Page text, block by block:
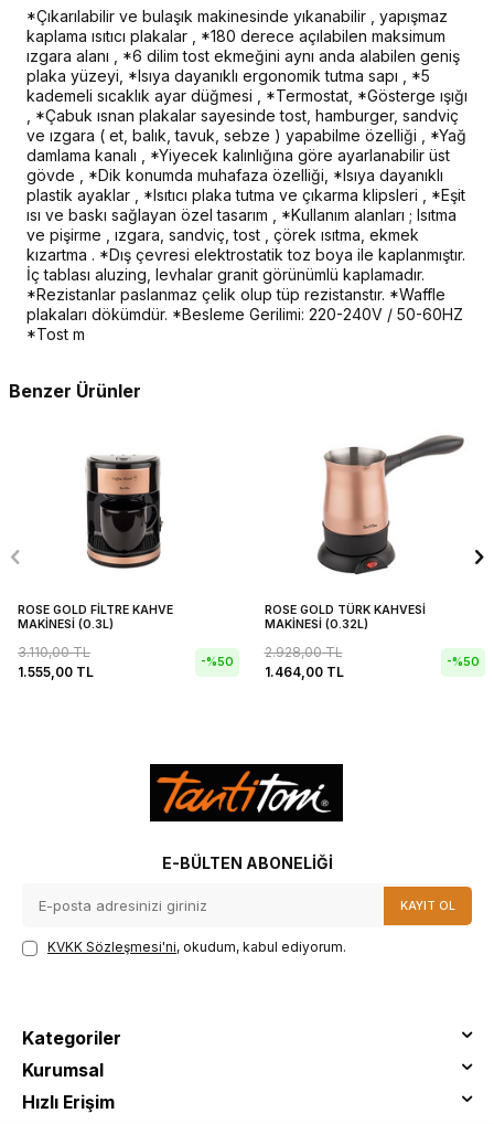
*Çıkarılabilir ve bulaşık makinesinde yıkanabilir , yapışmaz
kaplama ısıtıcı plakalar , *180 derece açılabilen maksimum
ızgara alanı , *6 dilim tost ekmeğini aynı anda alabilen geniş
plaka yüzeyi, *Isıya dayanıklı ergonomik tutma sapı , *5
kademeli sıcaklık ayar düğmesi , *Termostat, *Gösterge ışığı
, *Çabuk ısnan plakalar sayesinde tost, hamburger, sandviç
ve ızgara ( et, balık, tavuk, sebze ) yapabilme özelliği , *Yağ
damlama kanalı , *Yiyecek kalınlığına göre ayarlanabilir üst
gövde , *Dik konumda muhafaza özelliği, *Isıya dayanıklı
plastik ayaklar , *Isıtıcı plaka tutma ve çıkarma klipsleri , *Eşit
ısı ve baskı sağlayan özel tasarım , *Kullanım alanları ; Isıtma
ve pişirme , ızgara, sandviç, tost , çörek ısıtma, ekmek
kızartma . *Dış çevresi elektrostatik toz boya ile kaplanmıştır.
İç tablası aluzing, levhalar granit görünümlü kaplamadır.
*Rezistanlar paslanmaz çelik olup tüp rezistanstır. *Waffle
plakaları dökümdür. *Besleme Gerilimi: 220-240V / 50-60HZ
*Tost m
Benzer Ürünler
ROSE GOLD FİLTRE KAHVE
MAKİNESİ (0.3L)
3.110,00TL
1.555,00 TL
-%50
ROSE GOLD TÜRK KAHVESİ
MAKİNESİ (0.32L)
2.928,00TL
1.464,00TL
-%50
E-BÜLTEN ABONELIĞI
KAYIT OL
KVKK Sözleşmesi'ni, okudum, kabul ediyorum.
Kategoriler
Kurumsal
Hızlı Erişim